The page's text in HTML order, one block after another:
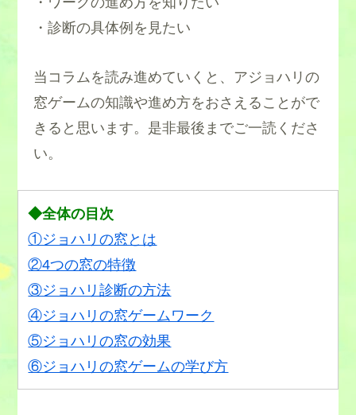
・診断の具体例を見たい
当コラムを読み進めていくと、アジョハリの
窓ゲームの知識や進め方をおさえることがで
きると思います。是非最後までご一読くださ
い。
◆全体の目次
①ジョハリの窓とは
②4つの窓の特徴
③ジョハリ診断の方法
④ジョハリの窓ゲームワーク
⑤ジョハリの窓の効果
⑥ジョハリの窓ゲームの学び方